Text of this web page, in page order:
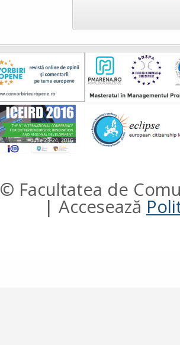
© Facultatea de
| Accesează